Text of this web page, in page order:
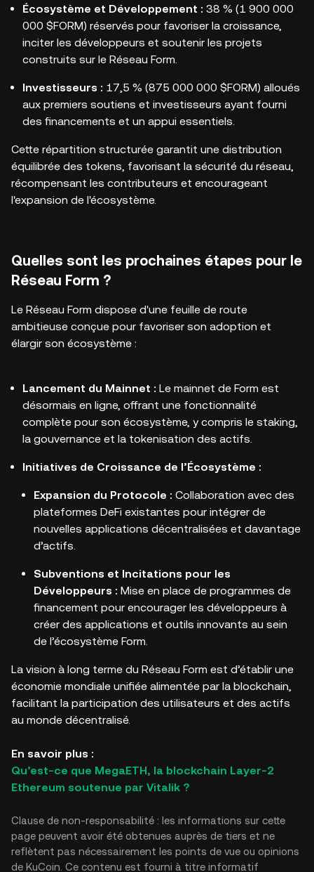
Écosystème et Développement : 38 % (1 900 000
000 $FORM) réservés pour favoriser la croissance,
inciter les développeurs et soutenir les projets
construits sur le Réseau Form.
Investisseurs : 17,5 % (875 000 000 $FORM) alloués
aux premiers soutiens et investisseurs ayant fourni
des financements et un appui essentiels.
Cette répartition structurée garantit une distribution
équilibrée des tokens, favorisant la sécurité du réseau,
récompensant les contributeurs et encourageant
l'expansion de l'écosystème.
Quelles sont les prochaines étapes pour le
Réseau Form ?
Le Réseau Form dispose d'une feuille de route
ambitieuse conçue pour favoriser son adoption et
élargir son écosystème :
Lancement du Mainnet : Le mainnet de Form est
désormais en ligne, offrant une fonctionnalité
complète pour son écosystème, y compris le staking,
la gouvernance et la tokenisation des actifs.
Initiatives de Croissance de l’Écosystème :
Expansion du Protocole : Collaboration avec des
plateformes DeFi existantes pour intégrer de
nouvelles applications décentralisées et davantage
d’actifs.
Subventions et Incitations pour les
Développeurs : Mise en place de programmes de
financement pour encourager les développeurs à
créer des applications et outils innovants au sein
de l’écosystème Form.
La vision à long terme du Réseau Form est d’établir une
économie mondiale unifiée alimentée par la blockchain,
facilitant la participation des utilisateurs et des actifs
au monde décentralisé.
En savoir plus :
Qu’est-ce que MegaETH, la blockchain Layer-2
Ethereum soutenue par Vitalik ?
Clause de non-responsabilité : les informations sur cette
page peuvent avoir été obtenues auprès de tiers et ne
reflètent pas nécessairement les points de vue ou opinions
de KuCoin. Ce contenu est fourni à titre informatif